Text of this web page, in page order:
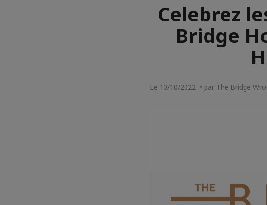
Celebrez
Bridge
Le 10/10/2022 • par The Bridge